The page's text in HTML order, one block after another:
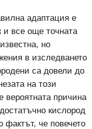
адаптация е
и все още точната
но
в изследването
са довели до
на този
причина
кислород
че повечето